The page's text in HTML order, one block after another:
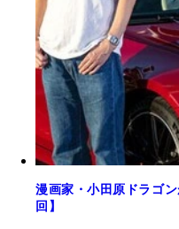
漫画家・小田原ドラゴ
回】